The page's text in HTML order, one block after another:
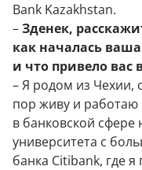
Bank Kazakhstan.
–Зденек,
как началась
и что привело вас
– Я родом из Чехии,
пор живу и работаю
в банковской сфере
университета с
банка Сitibank, где